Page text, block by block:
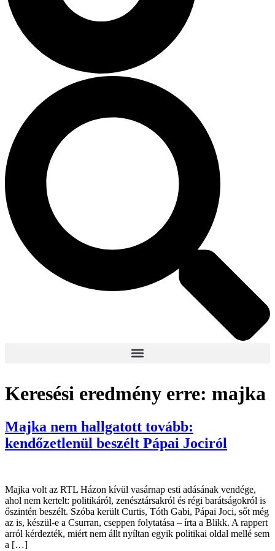
Keresési eredmény erre: majka
Majka nem hallgatott tovább:
kendőzetlenül beszélt Pápai Jociról
Majka volt az RTL Házon kívül vasárnap esti adásának vendége,
ahol nem kertelt: politikáról, zenésztársakról és régi barátságokról is
őszintén beszélt. Szóba került Curtis, Tóth Gabi, Pápai Joci, sőt még
az is, készül-e a Csurran, cseppen folytatása – írta a Blikk. A rappert
arról kérdezték, miért nem állt nyíltan egyik politikai oldal mellé sem
a […]